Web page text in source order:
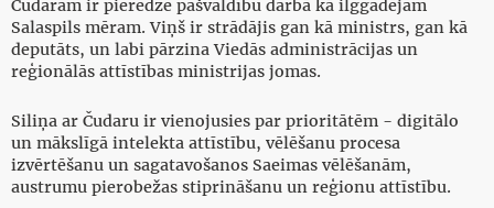
Čudaram ir pieredze pašvaldību darbā kā ilggadējam
Salaspils mēram. Viņš ir strādājis gan kā ministrs, gan kā
deputāts, un labi pārzina Viedās administrācijas un
reģionālās attīstības ministrijas jomas.
Siliņa ar Čudaru ir vienojusies par prioritātēm - digitālo
un mākslīgā intelekta attīstību, vēlēšanu procesa
izvērtēšanu un sagatavošanos Saeimas vēlēšanām,
austrumu pierobežas stiprināšanu un reģionu attīstību.